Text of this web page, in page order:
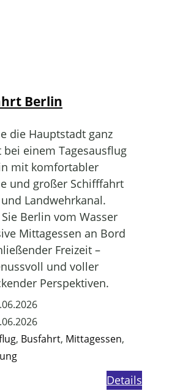
Berlin
die Hauptstadt ganz
bei einem Tagesausflug
mit komfortabler
und großer Schifffahrt
Landwehrkanal.
Berlin vom Wasser
Mittagessen an Bord
Freizeit –
und voller
Perspektiven.
, Busfahrt, Mittagessen,
Details